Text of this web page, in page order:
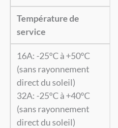
Température de
service
16A: -25°C à +50°C
(sans rayonnement
direct du soleil)
32A: -25°C à +40°C
(sans rayonnement
direct du soleil)